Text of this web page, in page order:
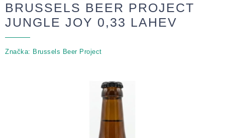
BRUSSELS BEER PROJECT
JUNGLE JOY 0,33 LAHEV
Značka: Brussels Beer Project